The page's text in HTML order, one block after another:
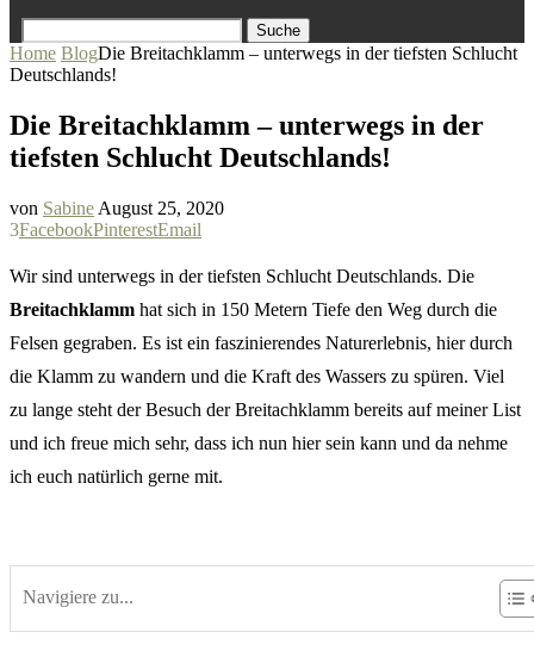
Suche
Home BlogDie Breitachklamm – unterwegs in der tiefsten Schlucht
Deutschlands!
Die Breitachklamm – unterwegs in der
tiefsten Schlucht Deutschlands!
von Sabine August 25, 2020
3FacebookPinterestEmail
Wir sind unterwegs in der tiefsten Schlucht Deutschlands. Die
Breitachklamm hat sich in 150 Metern Tiefe den Weg durch die
Felsen gegraben. Es ist ein faszinierendes Naturerlebnis, hier durch
die Klamm zu wandern und die Kraft des Wassers zu spüren. Viel
zu lange steht der Besuch der Breitachklamm bereits auf meiner List
und ich freue mich sehr, dass ich nun hier sein kann und da nehme
ich euch natürlich gerne mit.
Navigiere zu...